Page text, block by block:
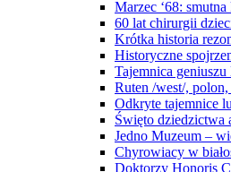
Marzec ‘68:
60 lat chirurgii
Krótka historia
Historyczne
Tajemnica
Ruten /west/,
Odkryte tajemnice
Święto dziedzictwa
Jedno Muzeum –
Chyrowiacy w
Doktorzy Honoris